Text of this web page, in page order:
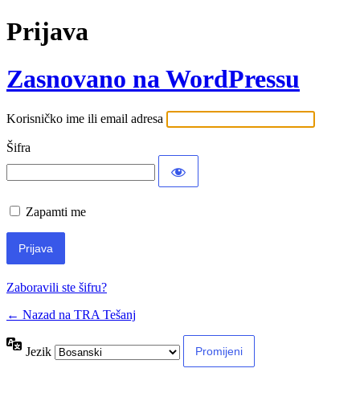
Prijava
Zasnovano na WordPressu
Korisničko ime ili email adresa
Šifra
Zapamti me
Zaboravili ste šifru?
← Nazad na TRA Tešanj
Jezik